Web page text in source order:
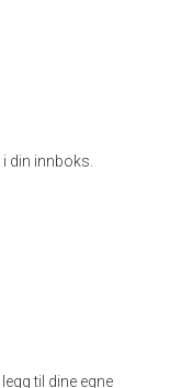
din innboks.
til dine egne